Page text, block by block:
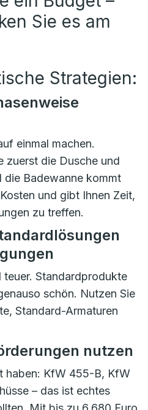
Sie es am
Strategien:
einmal machen.
zuerst die Dusche und
die Badewanne kommt
und gibt Ihnen Zeit,
zu treffen.
Standardprodukte
schön. Nutzen Sie
Standard-Armaturen
nutzen
haben: KfW 455-B, KfW
– das ist echtes